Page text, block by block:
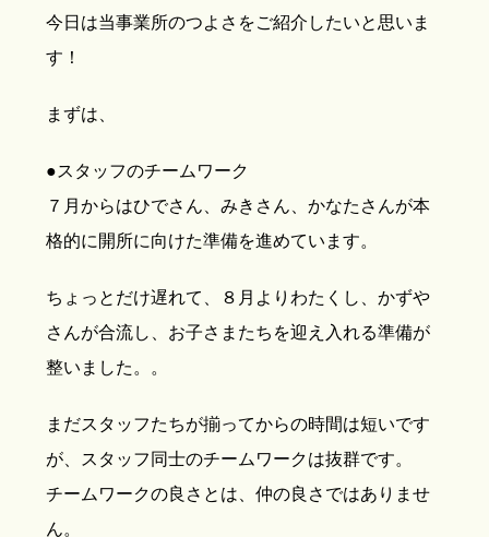
今日は当事業所のつよさをご紹介したいと思いま
す！
まずは、
●スタッフのチームワーク
７月からはひでさん、みきさん、かなたさんが本
格的に開所に向けた準備を進めています。
ちょっとだけ遅れて、８月よりわたくし、かずや
さんが合流し、お子さまたちを迎え入れる準備が
整いました。。
まだスタッフたちが揃ってからの時間は短いです
が、スタッフ同士のチームワークは抜群です。
チームワークの良さとは、仲の良さではありませ
ん。